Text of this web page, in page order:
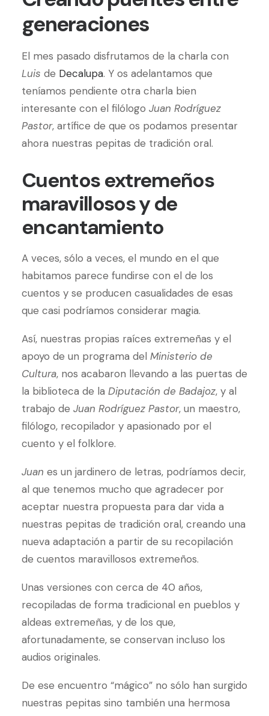
generaciones
El mes pasado disfrutamos de la charla con
Luis de Decalupa. Y os adelantamos que
teníamos pendiente otra charla bien
interesante con el filólogo Juan Rodríguez
Pastor, artífice de que os podamos presentar
ahora nuestras pepitas de tradición oral.
Cuentos extremeños
maravillosos y de
encantamiento
A veces, sólo a veces, el mundo en el que
habitamos parece fundirse con el de los
cuentos y se producen casualidades de esas
que casi podríamos considerar magia.
Así, nuestras propias raíces extremeñas y el
apoyo de un programa del Ministerio de
Cultura, nos acabaron llevando a las puertas de
la biblioteca de la Diputación de Badajoz, y al
trabajo de Juan Rodríguez Pastor, un maestro,
filólogo, recopilador y apasionado por el
cuento y el folklore.
Juan es un jardinero de letras, podríamos decir,
al que tenemos mucho que agradecer por
aceptar nuestra propuesta para dar vida a
nuestras pepitas de tradición oral, creando una
nueva adaptación a partir de su recopilación
de cuentos maravillosos extremeños.
Unas versiones con cerca de 40 años,
recopiladas de forma tradicional en pueblos y
aldeas extremeñas, y de los que,
afortunadamente, se conservan incluso los
audios originales.
De ese encuentro “mágico” no sólo han surgido
nuestras pepitas sino también una hermosa